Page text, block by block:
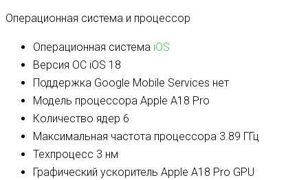
Операционная система и процессор
Операционная система iOS
Версия ОС iOS 18
Поддержка Google Mobile Services нет
Модель процессора Apple A18 Pro
Количество ядер 6
Максимальная частота процессора 3.89 ГГц
Техпроцесс 3 нм
Графический ускоритель Apple A18 Pro GPU